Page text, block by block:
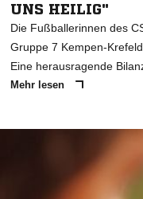
UNS HEILIG"
Die Fußballerinnen des
Gruppe 7 Kempen-
Eine herausragende
Mehr lesen